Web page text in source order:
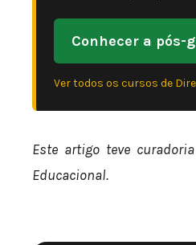
Conhecer a pós-
Ver todos os cursos de
Este artigo teve
Educacional.